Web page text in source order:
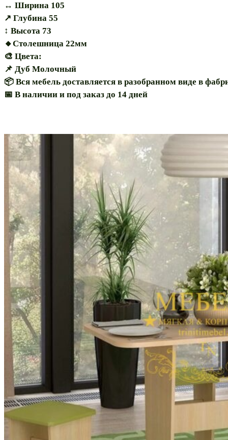
↔️ Ширина 105
↗️ Глубина 55
↕️ Высота 73
️🔸Столешница 22мм
️🎨 Цвета:
📌 Дуб Молочный
📦 Вся мебель доставляется в разобранном виде в
📅 В наличии и под заказ до 14 дней